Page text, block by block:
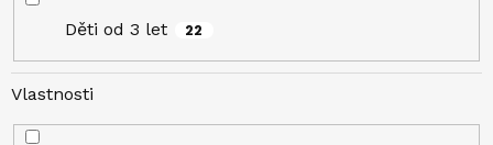
Děti od 3 let 22
Vlastnosti